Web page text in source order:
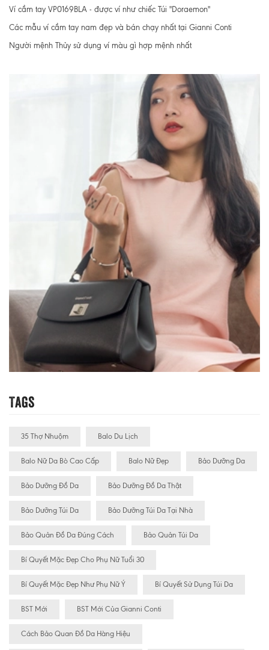
Ví cầm tay VP0169BLA - được ví như chiếc Túi "Doraemon"
Các mẫu ví cầm tay nam đẹp và bán chạy nhất tại Gianni Conti
Người mệnh Thủy sử dụng ví màu gì hợp mệnh nhất
Tags
35 Thợ Nhuộm Balo Du Lịch
Balo Nữ Da Bò Cao Cấp Balo Nữ Đẹp Bảo Dưỡng Da
Bảo Dưỡng Đồ Da Bảo Dưỡng Đồ Da Thật
Bảo Dưỡng Túi Da Bảo Dưỡng Túi Da Tại Nhà
Bảo Quản Đồ Da Đúng Cách Bảo Quản Túi Da
Bí Quyết Mặc Đẹp Cho Phụ Nữ Tuổi 30
Bí Quyết Mặc Đẹp Như Phụ Nữ Ý Bí Quyết Sử Dụng Túi Da
BST Mới BST Mới Của Gianni Conti
Cách Bảo Quan Đồ Da Hàng Hiệu